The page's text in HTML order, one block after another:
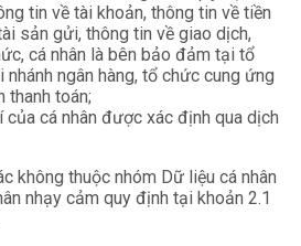
tin về tài khoản, thông tin về tiền
sản gửi, thông tin về giao dịch,
cá nhân là bên bảo đảm tại tổ
ngân hàng, tổ chức cung ứng
thanh toán;
cá nhân được xác định qua dịch
không thuộc nhóm Dữ liệu cá nhân
nhạy cảm quy định tại khoản 2.1